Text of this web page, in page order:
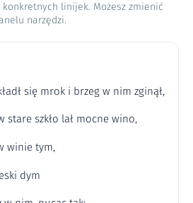
linijek. Możesz zmienić
narzędzi.
się mrok i brzeg w nim zginął,
stare szkło lał mocne wino,
winie tym,
dym